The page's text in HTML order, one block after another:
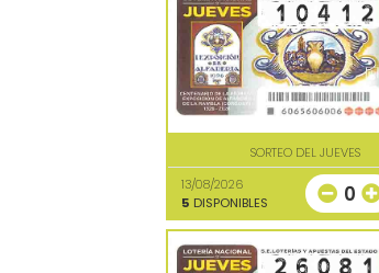
SORTEO DEL JUEVES
13/08/2026
5 DISPONIBLES 0